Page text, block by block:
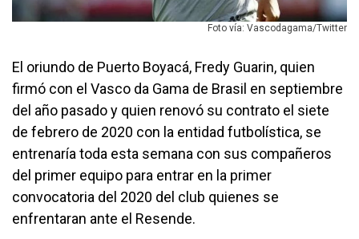
Foto vía: Vascodagama/Twitter
El oriundo de Puerto Boyacá, Fredy Guarin, quien
firmó con el Vasco da Gama de Brasil en septiembre
del año pasado y quien renovó su contrato el siete
de febrero de 2020 con la entidad futbolística, se
entrenaría toda esta semana con sus compañeros
del primer equipo para entrar en la primer
convocatoria del 2020 del club quienes se
enfrentaran ante el Resende.